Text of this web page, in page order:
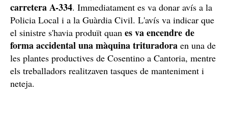
carretera A-334. Immediatament es va donar avís a la
Policia Local i a la Guàrdia Civil. L'avís va indicar que
el sinistre s'havia produït quan es va encendre de
forma accidental una màquina trituradora en una de
les plantes productives de Cosentino a Cantoria, mentre
els treballadors realitzaven tasques de manteniment i
neteja.